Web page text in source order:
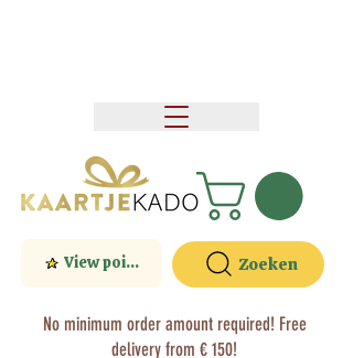
No minimum order amount required! Free
delivery from € 150!
View points Zoeken